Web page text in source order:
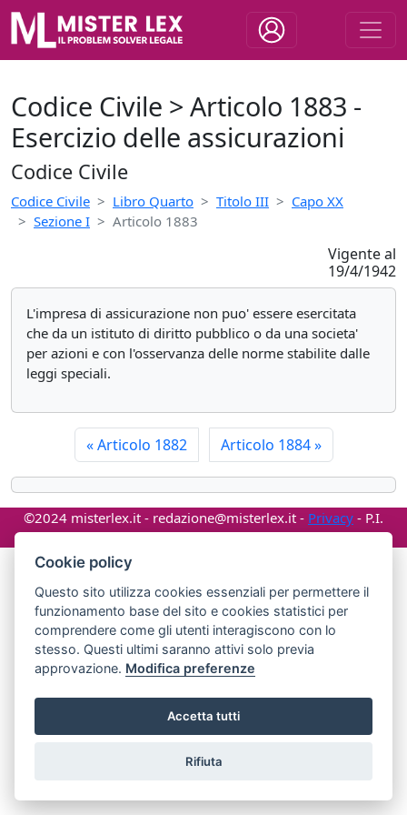
Codice Civile > Articolo 1883 -
Esercizio delle assicurazioni
Codice Civile
Codice Civile Libro Quarto Titolo III
Capo XX
Sezione I
Articolo 1883
Vigente al
19/4/1942
L'impresa di assicurazione non puo' essere esercitata
che da un istituto di diritto pubblico o da una societa'
per azioni e con l'osservanza delle norme stabilite dalle
leggi speciali.
«Articolo 1882 Articolo 1884»
©2024 misterlex.it - redazione@misterlex.it - Privacy - P.I.
02029690472
Cookie policy
Questo sito utilizza cookies essenziali per permettere il
funzionamento base del sito e cookies statistici per
comprendere come gli utenti interagiscono con lo
stesso. Questi ultimi saranno attivi solo previa
approvazione. Modifica preferenze
Accetta tutti
Rifiuta